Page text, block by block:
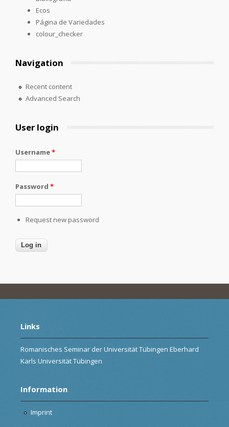
Ecos
Página de Variedades
colour_checker
Navigation
Recent content
Advanced Search
User login
Username*
Password *
Request new password
Links
Romanisches Seminar der Universität Tübingen Eberhard
Karls Universität Tübingen
Information
Imprint